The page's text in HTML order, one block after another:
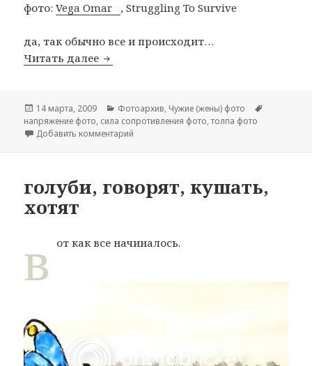
фото:Vega Omar , Struggling To Survive
да, так обычно все и происходит…
Читать далее бороться, чтобы выжить
Опубликовано
14 марта, 2009 Рубрики
Фотоархив, Чужие (жены) фото
напряжение фото, сила сопротивления фото,толпа фото
Добавить комментарий
голуби, говорят, кушать,
хотят
в от как все начиналось.